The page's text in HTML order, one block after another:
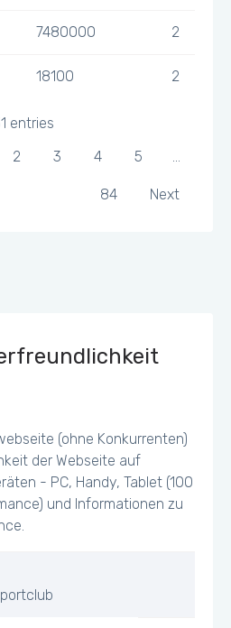
7480000 2
18100 2
entries
2 3 4 5 …
84 Next
(ohne Konkurrenten)
der Webseite auf
- PC, Handy, Tablet (100
und Informationen zu